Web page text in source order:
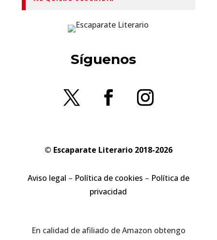
Síguenos
© Escaparate Literario 2018-2026
Aviso legal – Política de cookies – Política de
privacidad
En calidad de afiliado de Amazon obtengo